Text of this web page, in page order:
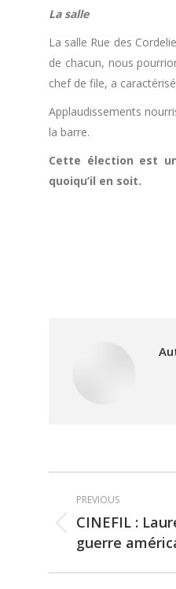
La salle
La salle Rue des
de chacun, nous
chef de file, a
Applaudissements
la barre.
Cette élection est
quoiqu’il en soit.
Post
PREVIOUS
Previous
post:
CINEFIL :
guerre